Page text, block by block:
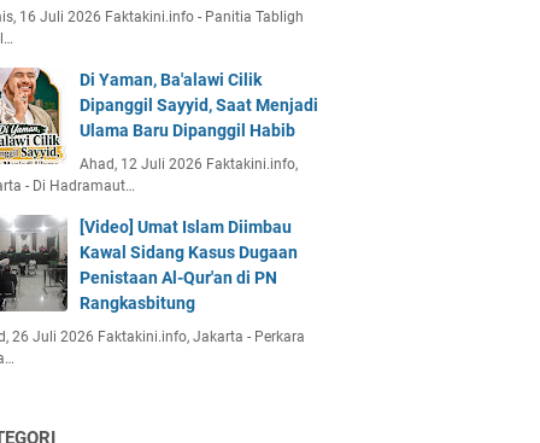
16 Juli 2026 Faktakini.info - Panitia Tabligh
Di Yaman, Ba'alawi Cilik
Dipanggil Sayyid, Saat Menjadi
Ulama Baru Dipanggil Habib
Ahad, 12 Juli 2026 Faktakini.info,
- Di Hadramaut…
[Video] Umat Islam Diimbau
Kawal Sidang Kasus Dugaan
Penistaan Al-Qur'an di PN
Rangkasbitung
26 Juli 2026 Faktakini.info, Jakarta - Perkara